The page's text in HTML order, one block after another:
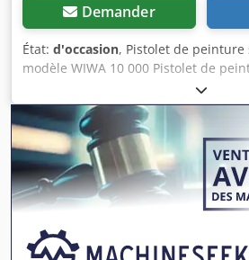
Demander
État: d'occasion, Pistolet de peinture
modèle WIWA 10 000 Pistolet de
fabrication : vers 1980
10 l/min Pression de
Pression d’air à l’entrée : environ 6,5
peinture WIWA, n° 2, modèle WIWA
pression d’environ 14,5 m avec
d’air comprimé avec détendeur et
mobile, unité de pompe avec tube
45 kg Bon état